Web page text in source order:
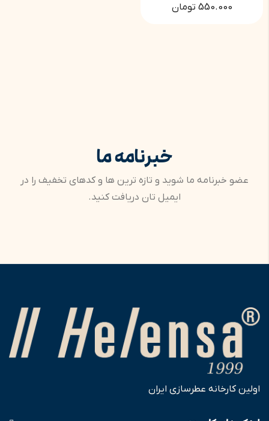
550.000 تومان
خبرنامه ما
عضو خبرنامه ما شوید و تازه ترین ها و کدهای تخفیف را در
ایمیل تان دریافت کنید.
اولین کارخانه عطرسازی ایران